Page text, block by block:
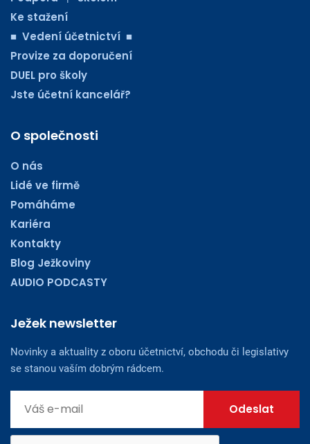
Ke stažení
■ Vedení účetnictví ■
Provize za doporučení
DUEL pro školy
Jste účetní kancelář?
O společnosti
O nás
Lidé ve firmě
Pomáháme
Kariéra
Kontakty
Blog Ježkoviny
AUDIO PODCASTY
Ježek newsletter
Novinky a aktuality z oboru účetnictví, obchodu či legislativy
se stanou vaším dobrým rádcem.